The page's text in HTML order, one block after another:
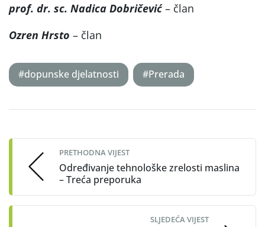
prof. dr. sc. Nadica Dobričević– član
Ozren Hrsto – član
#dopunske djelatnosti #Prerada
navigation
PRETHODNA VIJEST
Određivanje tehnološke zrelosti maslina
– Treća preporuka
SLJEDEĆA VIJEST